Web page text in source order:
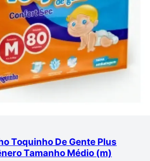
Toquinho De Gente Plus
Tamanho Médio (m)